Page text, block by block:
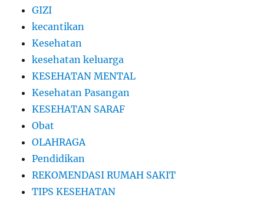
GIZI
kecantikan
Kesehatan
kesehatan keluarga
KESEHATAN MENTAL
Kesehatan Pasangan
KESEHATAN SARAF
Obat
OLAHRAGA
Pendidikan
REKOMENDASI RUMAH SAKIT
TIPS KESEHATAN